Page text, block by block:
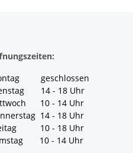
geschlossen
14 - 18 Uhr
10 - 14 Uhr
14 - 18 Uhr
10 - 18 Uhr
10 - 14 Uhr